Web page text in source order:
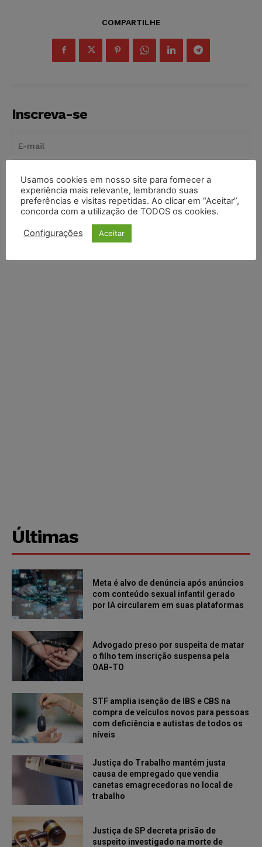
COMPARTILHE
Inscreva-se
INSCREVER
Li e aceito aPolítica de Privacidade.
Últimas
Meta é alvo de denúncia após anúncios
com conteúdo sexual infantil gerado
por IA circularem em suas plataformas
Advogado preso por suspeita de matar
o filho tem inscrição suspensa pela
OAB-TO
STF amplia isenção de IBS e CBS na
compra de veículos novos para pessoas
com deficiência e autistas de todos os
níveis
Justiça do Trabalho mantém justa
causa de empregado que vendia
canetas emagrecedoras no local de
trabalho
Justiça de SP decreta prisão de
suspeito investigado na morte de
Usamos cookies em nosso site para fornecer a
experiência mais relevante, lembrando suas
preferências e visitas repetidas. Ao clicar em “Aceitar”,
concorda com a utilização de TODOS os cookies.
Configurações Aceitar